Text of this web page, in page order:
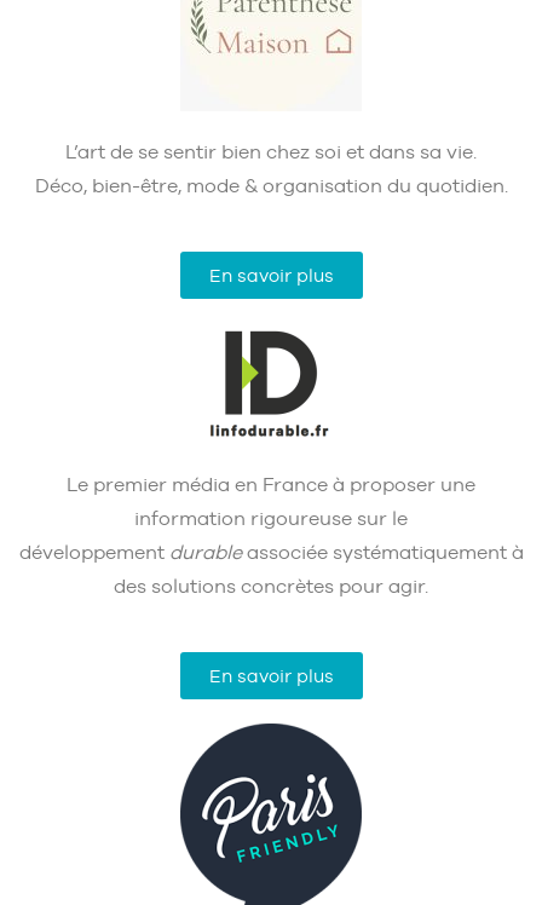
L’art de se sentir bien chez soi et dans sa vie.
Déco, bien-être, mode & organisation du quotidien.
En savoir plus
Le premier média en France à proposer une
information rigoureuse sur le
développement durableassociée systématiquement à
des solutions concrètes pour agir.
En savoir plus